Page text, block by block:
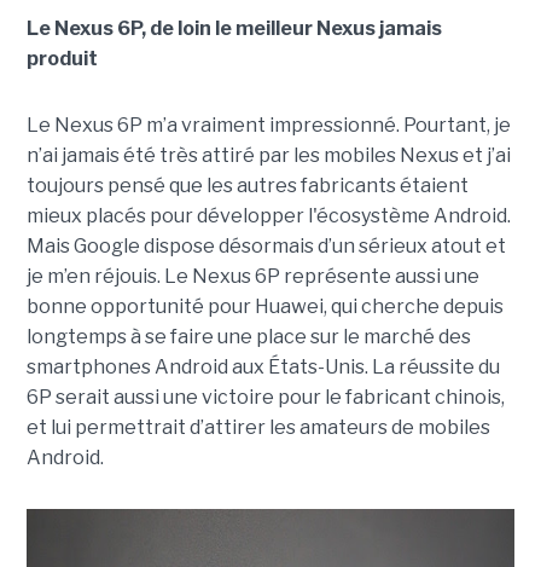
Le Nexus 6P, de loin le meilleur Nexus jamais
produit
Le Nexus 6P m’a vraiment impressionné. Pourtant, je
n’ai jamais été très attiré par les mobiles Nexus et j’ai
toujours pensé que les autres fabricants étaient
mieux placés pour développer l'écosystème Android.
Mais Google dispose désormais d’un sérieux atout et
je m’en réjouis. Le Nexus 6P représente aussi une
bonne opportunité pour Huawei, qui cherche depuis
longtemps à se faire une place sur le marché des
smartphones Android aux États-Unis. La réussite du
6P serait aussi une victoire pour le fabricant chinois,
et lui permettrait d’attirer les amateurs de mobiles
Android.